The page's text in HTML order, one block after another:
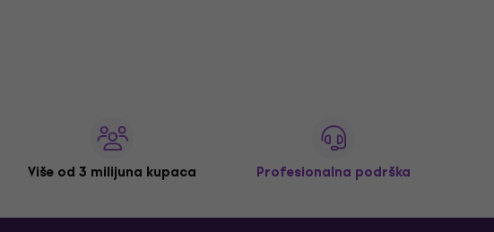
Više od 3 milijuna kupaca Profesionalna podrška